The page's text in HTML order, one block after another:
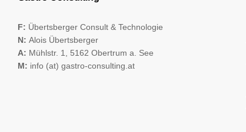
F: Übertsberger Consult & Technologie
N: Alois Übertsberger
A: Mühlstr. 1, 5162 Obertrum a. See
M: info (at) gastro-consulting.at